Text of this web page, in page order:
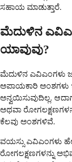
ಸಹಾಯ ಮಾಡುತ್ತಾರೆ.
ಮೆದುಳಿನ
ಯಾವುವು?
ಮೆದುಳಿನ ಎವಿಎಂಗಳು
ಅಪಾಯಕಾರಿ ಅಂಶಗಳು
ಅನ್ವಯಿಸುವುದಿಲ್ಲ.
ಅಥವಾ
ಕೆಲವು ಅಂಶಗಳಿವೆ.
ವಯಸ್ಸು ಎವಿಎಂಗಳು
ರೋಗಲಕ್ಷಣಗಳನ್ನು